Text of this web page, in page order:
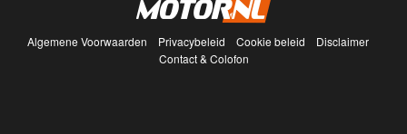
Algemene Voorwaarden Privacybeleid Cookie beleid
Disclaimer
Contact & Colofon